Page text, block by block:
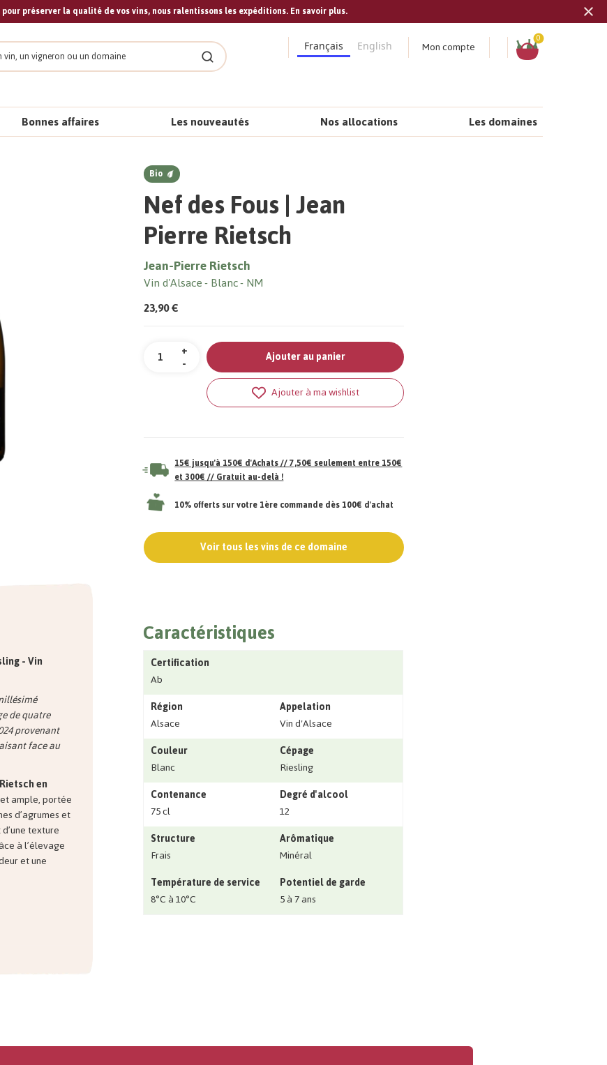
préserver la qualité de vos vins, nous ralentissons les expéditions. En savoir plus.
Rechercher
Français English Mon compte
Panier
0
Bonnes affaires Les nouveautés Nos allocations Les domaines
Bio
Nef des Fous | Jean
Pierre Rietsch
Jean-Pierre Rietsch
Vin d'Alsace Blanc NM
23,90 €
Quantité +
-
Ajouter au panier
Ajouter à ma wishlist
15€ jusqu'à 150€ d'Achats // 7,50€ seulement entre 150€
et 300€ // Gratuit au-delà !
10% offerts sur votre 1ère commande dès 100€ d'achat
Voir tous les vins de ce domaine
- Vin
de quatre
provenant
face au
en
ample, portée
d’agrumes et
texture
à l’élevage
et une
Caractéristiques
Certification
Ab
Région
Alsace
Appelation
Vin d'Alsace
Couleur
Blanc
Cépage
Riesling
Contenance
75 cl
Degré d'alcool
12
Structure
Frais
Arômatique
Minéral
Température de service
8°C à 10°C
Potentiel de garde
5 à 7 ans